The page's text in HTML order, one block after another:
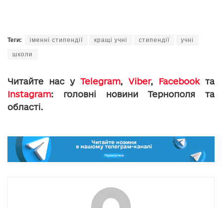
Теги: іменні стипендії кращі учні стипендії учні
школи
Читайте нас у Telegram, Viber, Facebookта
Instagram: головні новини Тернополя та
області.